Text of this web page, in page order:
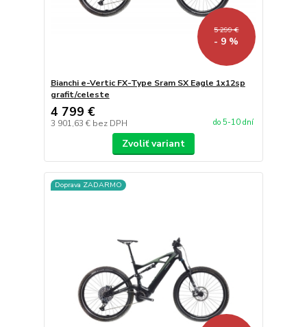
5 299 €
- 9 %
Bianchi e-Vertic FX-Type Sram SX Eagle 1x12sp
grafit/celeste
4 799 €
3 901,63 € bez DPH do 5-10 dní
Zvoliť variant
Doprava ZADARMO